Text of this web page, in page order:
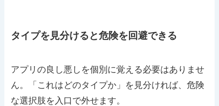
タイプを見分けると危険を回避できる
アプリの良し悪しを個別に覚える必要はありませ
ん。「これはどのタイプか」を見分ければ、危険
な選択肢を入口で外せます。